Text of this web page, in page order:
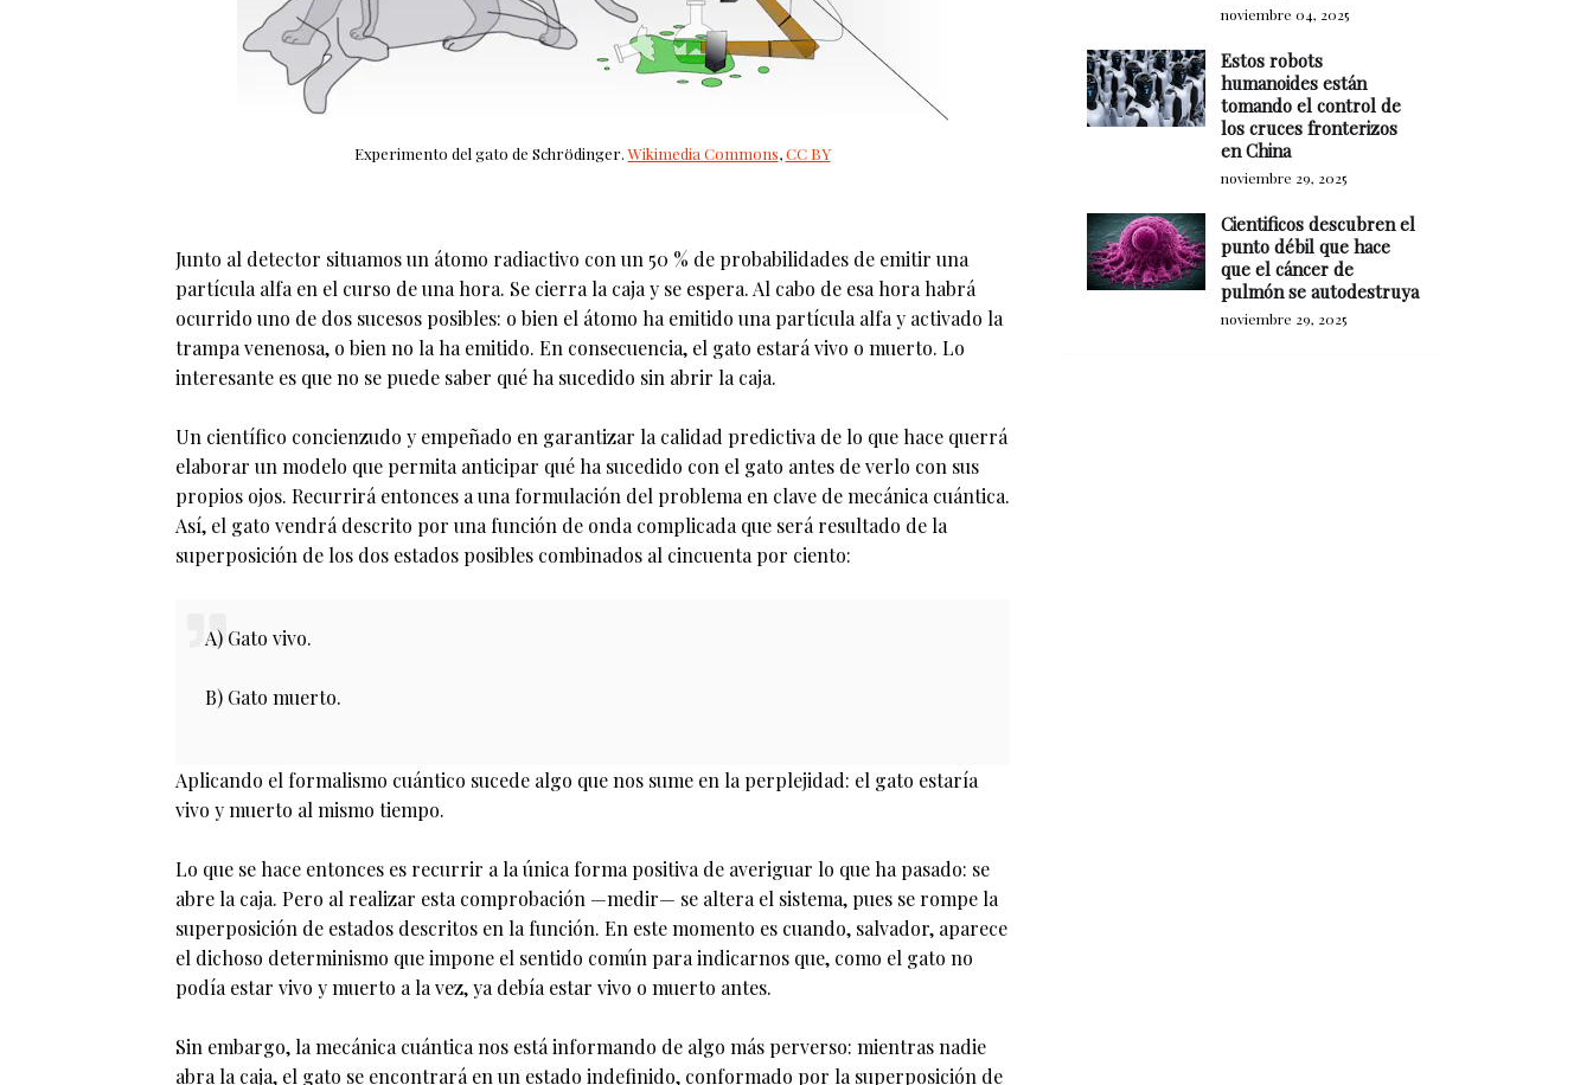
Experimento del gato de Schrödinger. Wikimedia Commons,CC BY
Junto al detector situamos un átomo radiactivo con un 50 % de probabilidades de emitir una
partícula alfa en el curso de una hora. Se cierra la caja y se espera. Al cabo de esa hora habrá
ocurrido uno de dos sucesos posibles: o bien el átomo ha emitido una partícula alfa y activado la
trampa venenosa, o bien no la ha emitido. En consecuencia, el gato estará vivo o muerto. Lo
interesante es que no se puede saber qué ha sucedido sin abrir la caja.
Un científico concienzudo y empeñado en garantizar la calidad predictiva de lo que hace querrá
elaborar un modelo que permita anticipar qué ha sucedido con el gato antes de verlo con sus
propios ojos. Recurrirá entonces a una formulación del problema en clave de mecánica cuántica.
Así, el gato vendrá descrito por una función de onda complicada que será resultado de la
superposición de los dos estados posibles combinados al cincuenta por ciento:
A) Gato vivo.
B) Gato muerto.
Aplicando el formalismo cuántico sucede algo que nos sume en la perplejidad: el gato estaría
vivo y muerto al mismo tiempo.
Lo que se hace entonces es recurrir a la única forma positiva de averiguar lo que ha pasado: se
abre la caja. Pero al realizar esta comprobación —medir— se altera el sistema, pues se rompe la
superposición de estados descritos en la función. En este momento es cuando, salvador, aparece
el dichoso determinismo que impone el sentido común para indicarnos que, como el gato no
podía estar vivo y muerto a la vez, ya debía estar vivo o muerto antes.
Sin embargo, la mecánica cuántica nos está informando de algo más perverso: mientras nadie
abra la caja, el gato se encontrará en un estado indefinido, conformado por la superposición de
noviembre 04, 2025
Estos robots
humanoides están
tomando el control de
los cruces fronterizos
en China
noviembre 29, 2025
Cientificos descubren el
punto débil que hace
que el cáncer de
pulmón se autodestruya
noviembre 29, 2025